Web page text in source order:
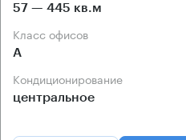
57 — 445 кв.м
Класс офисов
А
Кондиционирование
центральное